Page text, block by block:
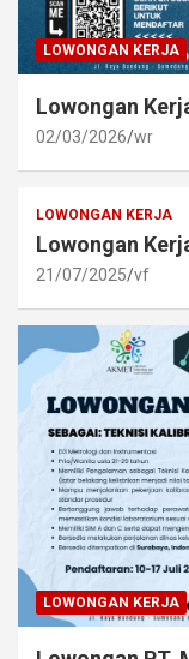
LOWONGAN KERJA
Lowongan
02/03/2026 wr
LOWONGAN KERJA
Lowongan
21/07/2025 vf
LOWONGAN KERJA